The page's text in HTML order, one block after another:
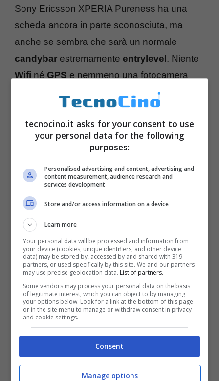
Sony Ericsson XPERIA Pureness ha una
scheda ancora in parte sconosciuta, ma
anche se sembra che sarà un normale
candybar estremamente entrylevel . Niente
Wifi né GPS e nemmeno una fotocamera
integrata, beh d’altra parte basta guardare la
risoluzione del video per rendersi subito
conto che il prezzo dello stile è carissimo. Lo
schermo trasparente sarà anche stiloso, ma
trasparenza della tastiera come LG Crystal.
tecnocino.it asks for your consent to use
your personal data for the following
purposes:
Personalised advertising and content, advertising and
content measurement, audience research and
services development
Store and/or access information on a device
Learn more
Your personal data will be processed and information from
your device (cookies, unique identifiers, and other device
data) may be stored by, accessed by and shared with 319
partners, or used specifically by this site. We and our partners
may use precise geolocation data. List of partners.
Some vendors may process your personal data on the basis
of legitimate interest, which you can object to by managing
your options below. Look for a link at the bottom of this page
or in the site menu to manage or withdraw consent in privacy
and cookie settings.
Consent
Manage options